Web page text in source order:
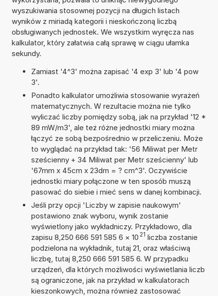
wyszukiwania stosownej pozycji na długich listach
wyników z miriadą kategorii i nieskończoną liczbą
obsługiwanych jednostek. We wszystkim wyręcza nas
kalkulator, który załatwia całą sprawę w ciągu ułamka
sekundy.
Zamiast '4^3' można zapisać '4 exp 3' lub '4 pow
3'.
Ponadto kalkulator umożliwia stosowanie wyrażeń
matematycznych. W rezultacie można nie tylko
wyliczać liczby pomiędzy sobą, jak na przykład '12 *
89 mW/m3', ale też różne jednostki miary można
łączyć ze sobą bezpośrednio w przeliczeniu. Może
to wyglądać na przykład tak: '56 Miliwat per Metr
sześcienny + 34 Miliwat per Metr sześcienny' lub
'67mm x 45cm x 23dm = ? cm^3'. Oczywiście
jednostki miary połączone w ten sposób muszą
pasować do siebie i mieć sens w danej kombinacji.
Jeśli przy opcji 'Liczby w zapisie naukowym'
postawiono znak wyboru, wynik zostanie
wyświetlony jako wykładniczy. Przykładowo, dla
zapisu 8,250 666 591 585 6 × 10 21 liczba zostanie
podzielona na wykładnik, tutaj 21, oraz właściwą
liczbę, tutaj 8,250 666 591 585 6. W przypadku
urządzeń, dla których możliwości wyświetlania liczb
są ograniczone, jak na przykład w kalkulatorach
kieszonkowych, można również zastosować